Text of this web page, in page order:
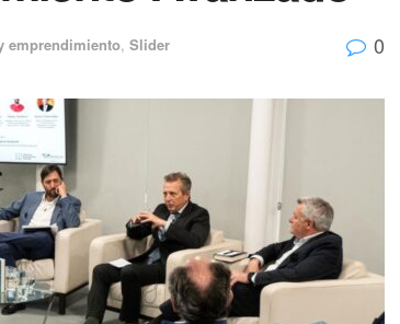
emprendimiento, Slider 0